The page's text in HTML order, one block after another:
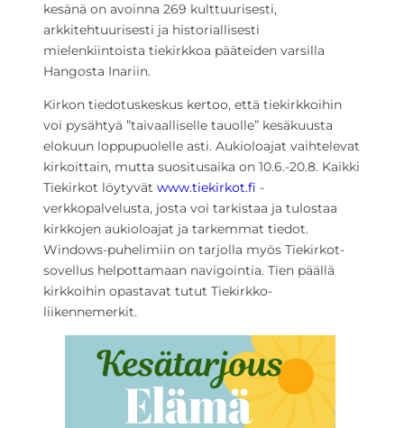
kesänä on avoinna 269 kulttuurisesti,
arkkitehtuurisesti ja historiallisesti
mielenkiintoista tiekirkkoa pääteiden varsilla
Hangosta Inariin.
Kirkon tiedotuskeskus kertoo, että tiekirkkoihin
voi pysähtyä ”taivaalliselle tauolle” kesäkuusta
elokuun loppupuolelle asti. Aukioloajat vaihtelevat
kirkoittain, mutta suositusaika on 10.6.-20.8. Kaikki
Tiekirkot löytyvät www.tiekirkot.fi -
verkkopalvelusta, josta voi tarkistaa ja tulostaa
kirkkojen aukioloajat ja tarkemmat tiedot.
Windows-puhelimiin on tarjolla myös Tiekirkot-
sovellus helpottamaan navigointia. Tien päällä
kirkkoihin opastavat tutut Tiekirkko-
liikennemerkit.